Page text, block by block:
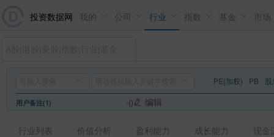
投资数据网 我的 公司 行业 指数 基金 市场
PE(加权) PB
用户备注(1) -() 编辑
行业列表 价值分析 盈利能力 成长能力
现金